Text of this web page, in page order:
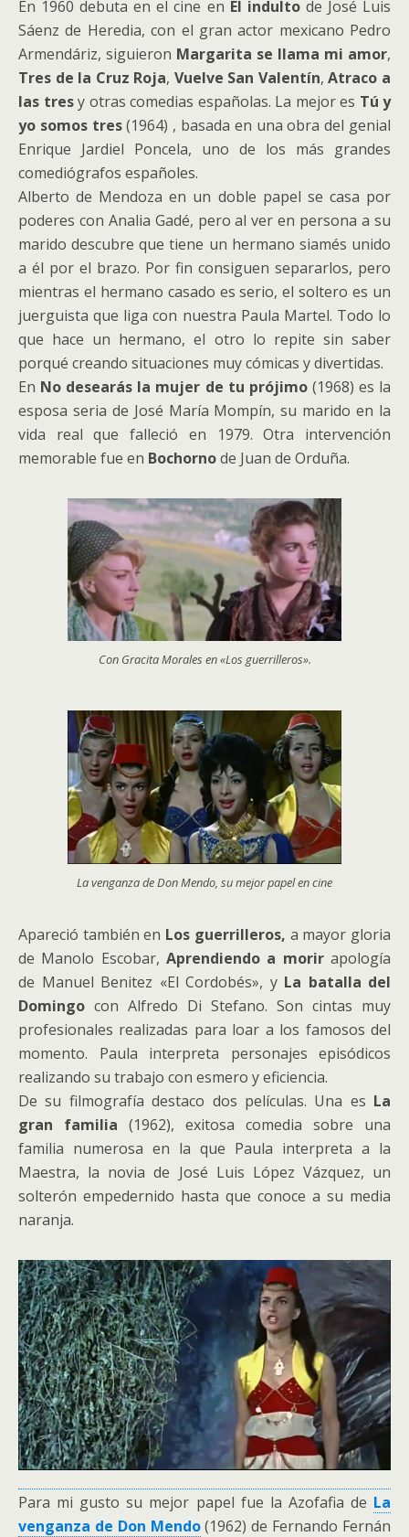
En 1960 debuta en el cine en El indulto de José Luis
Sáenz de Heredia, con el gran actor mexicano Pedro
Armendáriz, siguieron Margarita se llama mi amor,
Tres de la Cruz Roja, Vuelve San Valentín,Atraco a
las tresy otras comedias españolas. La mejor es Tú y
yo somos tres(1964) , basada en una obra del genial
Enrique Jardiel Poncela, uno de los más grandes
comediógrafos españoles.
Alberto de Mendoza en un doble papel se casa por
poderes con Analia Gadé, pero al ver en persona a su
marido descubre que tiene un hermano siamés unido
a él por el brazo. Por fin consiguen separarlos, pero
mientras el hermano casado es serio, el soltero es un
juerguista que liga con nuestra Paula Martel. Todo lo
que hace un hermano, el otro lo repite sin saber
porqué creando situaciones muy cómicas y divertidas.
En No desearás la mujer de tu prójimo(1968) es la
esposa seria de José María Mompín, su marido en la
vida real que falleció en 1979. Otra intervención
memorable fue en Bochornode Juan de Orduña.
Con Gracita Morales en «Los guerrilleros».
La venganza de Don Mendo, su mejor papel en cine
Apareció también en Los guerrilleros, a mayor gloria
de Manolo Escobar, Aprendiendo a morir apología
de Manuel Benitez «El Cordobés», y La batalla del
Domingo con Alfredo Di Stefano. Son cintas muy
profesionales realizadas para loar a los famosos del
momento. Paula interpreta personajes episódicos
realizando su trabajo con esmero y eficiencia.
De su filmografía destaco dos películas. Una es La
gran familia (1962), exitosa comedia sobre una
familia numerosa en la que Paula interpreta a la
Maestra, la novia de José Luis López Vázquez, un
solterón empedernido hasta que conoce a su media
naranja.
Para mi gusto su mejor papel fue la Azofafia de La
venganza de Don Mendo (1962) de Fernando Fernán